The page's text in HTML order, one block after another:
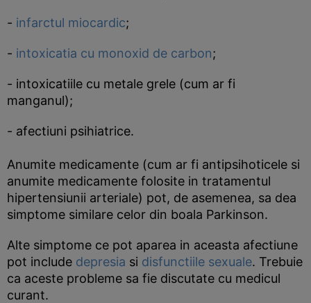
- infarctul miocardic;
- intoxicatia cu monoxid de carbon;
- intoxicatiile cu metale grele (cum ar fi
manganul);
- afectiuni psihiatrice.
Anumite medicamente (cum ar fi antipsihoticele si
anumite medicamente folosite in tratamentul
hipertensiunii arteriale) pot, de asemenea, sa dea
simptome similare celor din boala Parkinson.
Alte simptome ce pot aparea in aceasta afectiune
pot include depresia si disfunctiile sexuale. Trebuie
ca aceste probleme sa fie discutate cu medicul
curant.